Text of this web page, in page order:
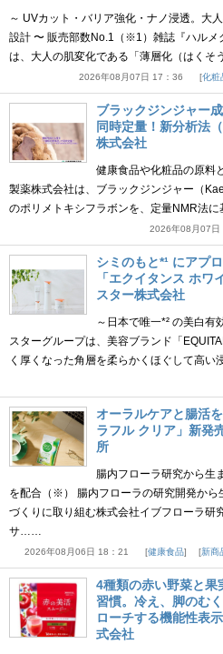
～ UVカット・バリア強化・ナノ浸透。大
設計 〜 販売部数No.1（※1）雑誌『ハルメ
は、大人の肌変化である「薄層化（はく
2026年08月07日 17：36 化粧
ブラックジンジャー
同時定量！新分析法
株式会社
健康食品や化粧品の原料
製薬株式会社は、ブラックジンジャー（
のポリメトキシフラボンを、定量NMR法
2026年08月07日
シミのもと*¹ にアプ
「エクイタンス ホ
スター株式会社
～日本で唯一*² の美白有
スターグループは、美容ブランド「
く厚くなった角層を柔らかくほぐして高
オーラルケアと腸活
ラフル クリア」新発
所
腸内フローラ研究から生
を配合（※） 腸内フローラの研究開発か
づくりに取り組む株式会社イブフローラ研
サ……
2026年08月06日 18：21 健康食品 新商
4種類の赤い野菜と果
習慣。冷え、脚のむ
ローチする機能性表
式会社